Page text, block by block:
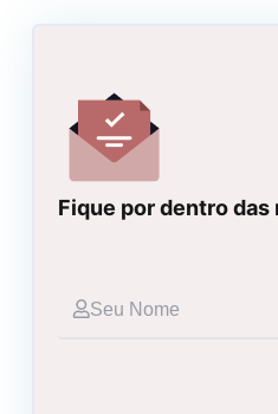
Fique por dentro
Nome